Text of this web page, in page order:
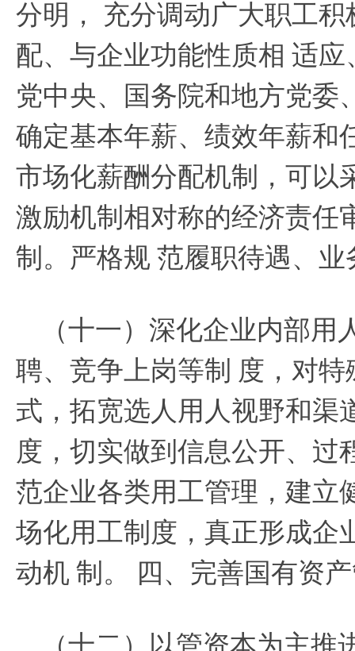
分明，
充分调动广大职工
配、与企业功能性质相 适应
党中央、国务院和地方党委
确定基本年薪、绩效年薪和
市场化薪酬分配机制，可以
激励机制相对称的经济责任
制。严格规 范履职待遇、
（十一）深化企业内部
聘、竞争上岗等制 度，对
式，拓宽选人用人视野和渠
度，切实做到信息公开、过
范企业各类用工管理，建立
场化用工制度，真正形成企
动机 制。 四、完善国有资
（十二）以管资本为主